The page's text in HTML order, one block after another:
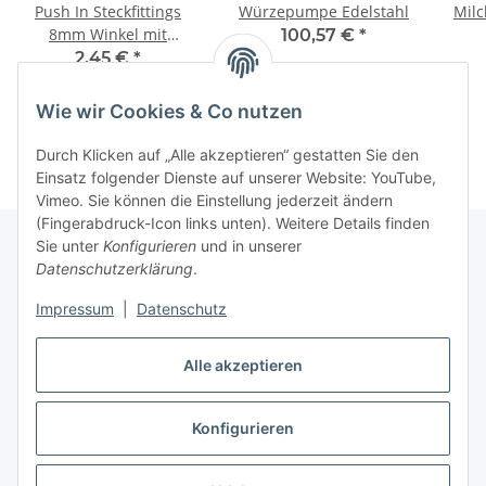
Alle akzeptieren
Konfigurieren
Wie wir Cookies & Co nutzen
Durch Klicken auf „Alle akzeptieren“ gestatten Sie den
Einsatz folgender Dienste auf unserer Website: YouTube,
Vimeo. Sie können die Einstellung jederzeit ändern
(Fingerabdruck-Icon links unten). Weitere Details finden
Sie unter Konfigurieren und in unserer
Datenschutzerklärung.
Impressum Datenschutz
Push In Steckfittings
8mm Winkel mit
Klemmschraube
2,45 €*
Würzepumpe Edelstahl
100,57 € *
Vertrag widerrufen
* Alle Preise inkl. gesetzlicher USt., zzgl.